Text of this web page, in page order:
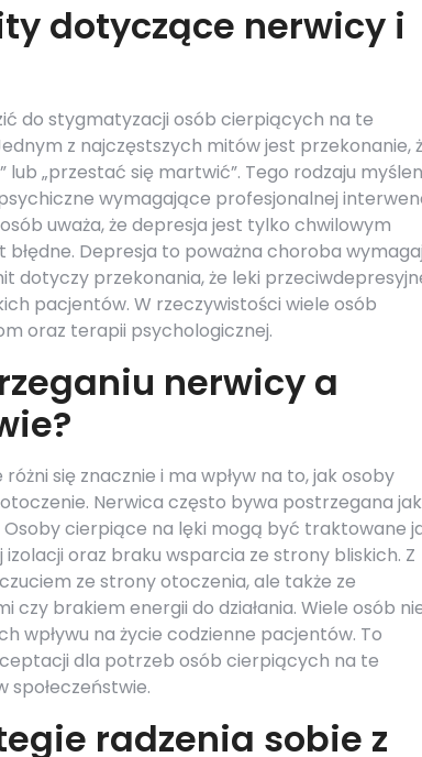
dotyczące nerwicy i
do stygmatyzacji osób cierpiących na te
z najczęstszych mitów jest przekonanie,
„przestać się martwić”. Tego rodzaju
wymagające profesjonalnej
uważa, że depresja jest tylko chwilowym
błędne. Depresja to poważna choroba
dotyczy przekonania, że leki
pacjentów. W rzeczywistości wiele osób
oraz terapii psychologicznej.
nerwicy a
się znacznie i ma wpływ na to, jak osoby
Nerwica często bywa postrzegana
cierpiące na lęki mogą być traktowane
izolacji oraz braku wsparcia ze strony bliskich. Z
ze strony otoczenia, ale także ze
brakiem energii do działania. Wiele osób
wpływu na życie codzienne pacjentów. To
dla potrzeb osób cierpiących na te
społeczeństwie.
radzenia sobie z